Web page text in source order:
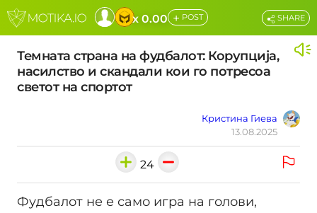
x 0.00 + POST
Темната страна на фудбалот: Корупција,
насилство и скандали кои го потресоа
светот на спортот
Кристина Гиева
13.08.2025
SHARE
24
Фудбалот не е само игра на голови,